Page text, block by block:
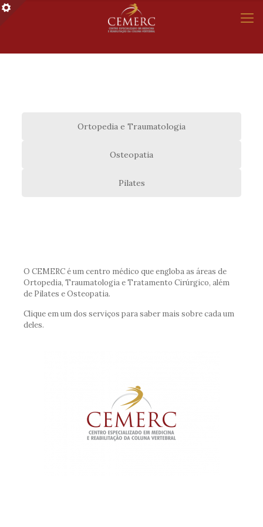
Ortopedia e Traumatologia
Osteopatia
Pilates
O CEMERC é um centro médico que engloba as áreas de
Ortopedia, Traumatologia e Tratamento Cirúrgico, além
de Pilates e Osteopatia.
Clique em um dos serviços para saber mais sobre cada um
deles.